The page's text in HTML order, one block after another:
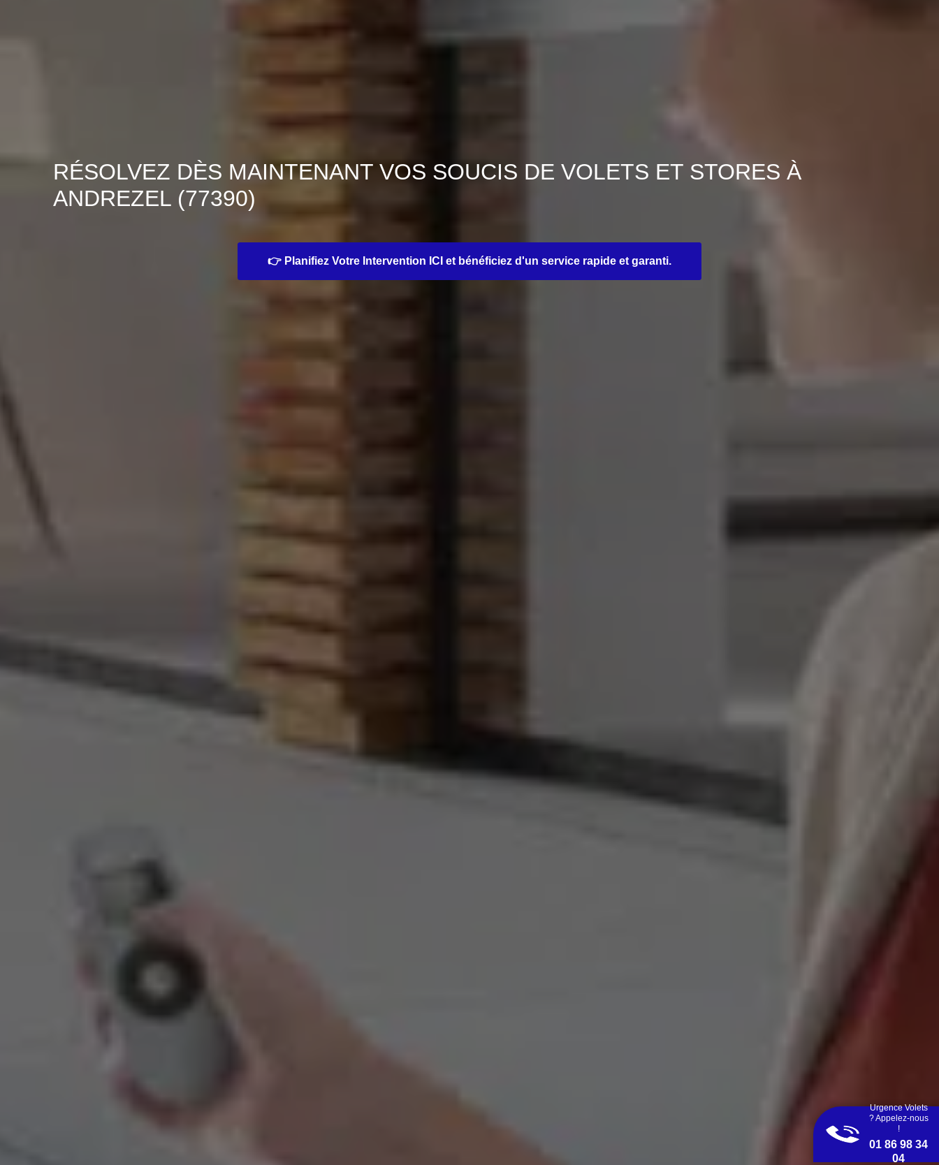
RÉSOLVEZ DÈS MAINTENANT VOS SOUCIS DE VOLETS ET STORES À
ANDREZEL (77390)
👉 Planifiez Votre Intervention ICI et bénéficiez d'un service rapide et garanti.
Urgence Volets
? Appelez-nous
!
01 86 98 34
04